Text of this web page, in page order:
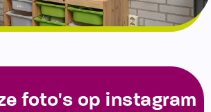
foto's op instagram